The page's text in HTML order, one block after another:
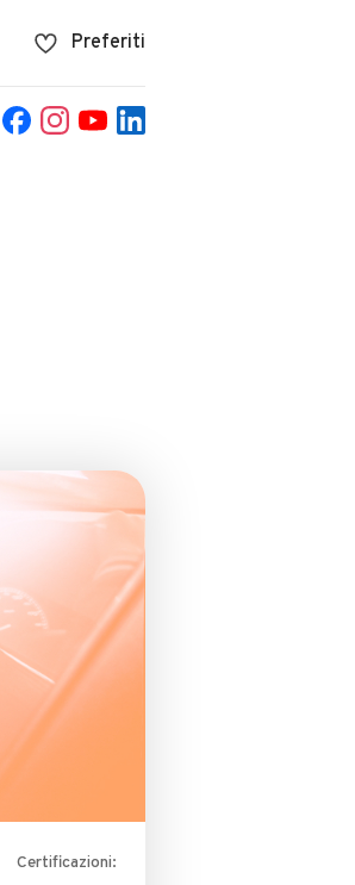
Preferiti
Certificazioni: